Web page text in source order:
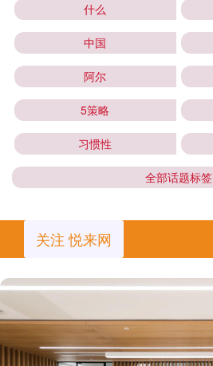
什么
中国
阿尔
5策略
习惯性
全部话题标签
关注 悦来网